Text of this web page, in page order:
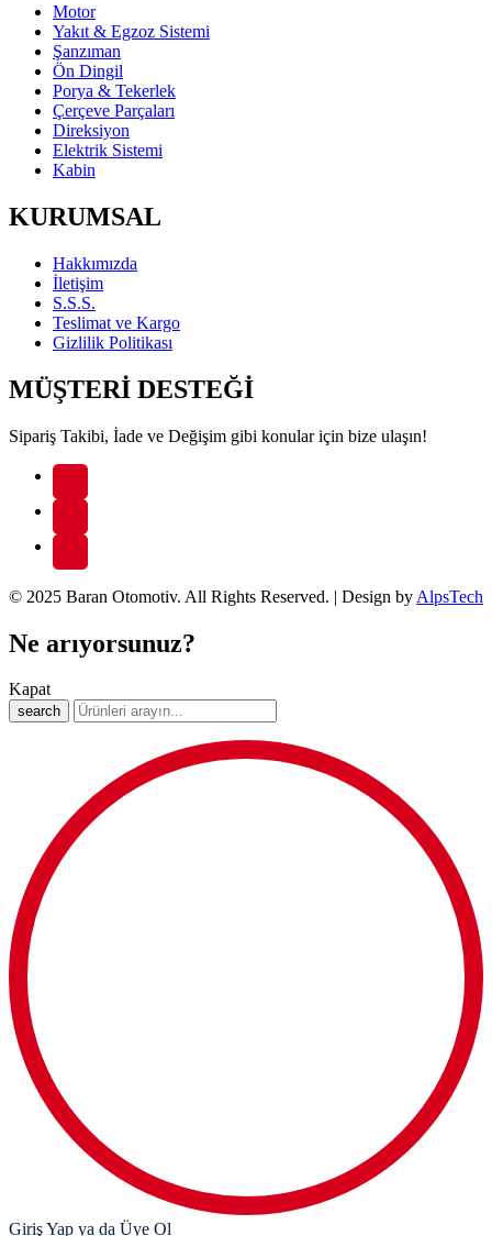
Motor
Yakıt & Egzoz Sistemi
Şanzıman
Ön Dingil
Porya & Tekerlek
Çerçeve Parçaları
Direksiyon
Elektrik Sistemi
Kabin
KURUMSAL
Hakkımızda
İletişim
S.S.S.
Teslimat ve Kargo
Gizlilik Politikası
MÜŞTERİ DESTEĞİ
Sipariş Takibi, İade ve Değişim gibi konular için bize ulaşın!
© 2025 Baran Otomotiv. All Rights Reserved. | Design by AlpsTech
Ne arıyorsunuz?
Kapat
search
Giriş Yap ya da Üye Ol